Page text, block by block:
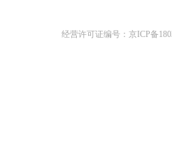
经营许可证编号： 京ICP备